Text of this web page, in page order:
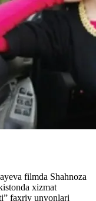
filmda Shahnoza
xizmat
faxriy unvonlari